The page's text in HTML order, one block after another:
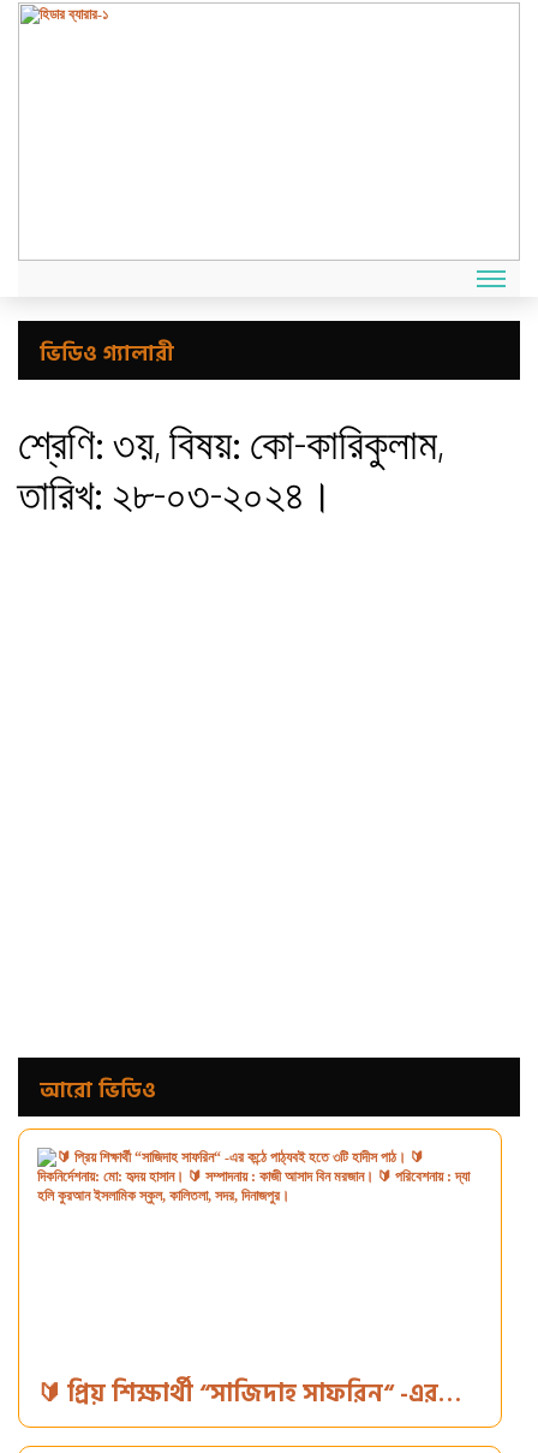
ভিডিও গ্যালারী
শ্রেণি: ৩য়, বিষয়: কো-কারিকুলাম,
তারিখ: ২৮-০৩-২০২৪।
আরো ভিডিও
🔰 প্রিয় শিক্ষার্থী “সাজিদাহ সাফরিন“ -এর
কন্ঠে পাঠ্যবই হতে ৩টি হাদীস পাঠ। 🔰